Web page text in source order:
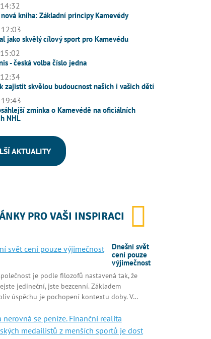
kniha: Základní principy Kamevédy
12:03
jako skvělý cílový sport pro Kamevédu
- česká volba číslo jedna
zajistit skvělou budoucnost našich i vašich dětí
19:43
zmínka o Kamevédě na oficiálních
NHL
AKTUALITY
PRO VAŠI INSPIRACI
Dnešní svět
cení pouze
výjimečnost
je podle filozofů nastavená tak, že
jedineční, jste bezcenní. Základem
úspěchu je pochopení kontextu doby. V…